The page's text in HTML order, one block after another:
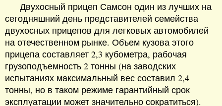
Двухосный прицеп Самсон один из лучших на
сегодняшний день представителей семейства
двухосных прицепов для легковых автомобилей
на отечественном рынке. Объем кузова этого
прицепа составляет 2,3 кубометра, рабочая
грузоподъемность 2 тонны (на заводских
испытаниях максимальный вес составил 2,4
тонны, но в таком режиме гарантийный срок
эксплуатации может значительно сократиться).